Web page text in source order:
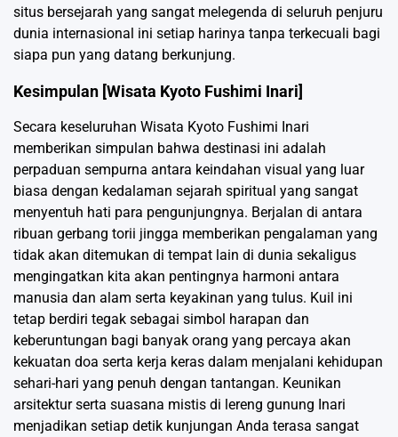
situs bersejarah yang sangat melegenda di seluruh penjuru
dunia internasional ini setiap harinya tanpa terkecuali bagi
siapa pun yang datang berkunjung.
Kesimpulan [Wisata Kyoto Fushimi Inari]
Secara keseluruhan Wisata Kyoto Fushimi Inari
memberikan simpulan bahwa destinasi ini adalah
perpaduan sempurna antara keindahan visual yang luar
biasa dengan kedalaman sejarah spiritual yang sangat
menyentuh hati para pengunjungnya. Berjalan di antara
ribuan gerbang torii jingga memberikan pengalaman yang
tidak akan ditemukan di tempat lain di dunia sekaligus
mengingatkan kita akan pentingnya harmoni antara
manusia dan alam serta keyakinan yang tulus. Kuil ini
tetap berdiri tegak sebagai simbol harapan dan
keberuntungan bagi banyak orang yang percaya akan
kekuatan doa serta kerja keras dalam menjalani kehidupan
sehari-hari yang penuh dengan tantangan. Keunikan
arsitektur serta suasana mistis di lereng gunung Inari
menjadikan setiap detik kunjungan Anda terasa sangat